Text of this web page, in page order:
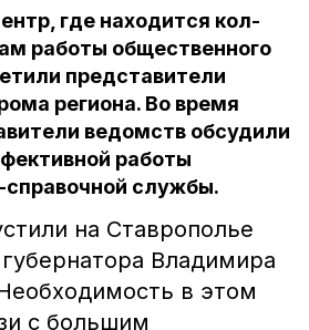
где находится кол-
работы общественного
представители
региона. Во время
ведомств обсудили
работы
службы.
на Ставрополье
Владимира
в этом
с большим